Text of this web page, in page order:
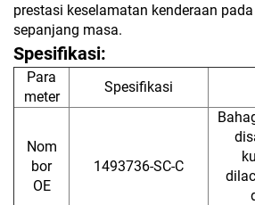
prestasi keselamatan kenderaan
sepanjang masa.
Spesifikasi:
Para
meter
Spesifikasi
Nom
bor
OE
1493736-SC-C